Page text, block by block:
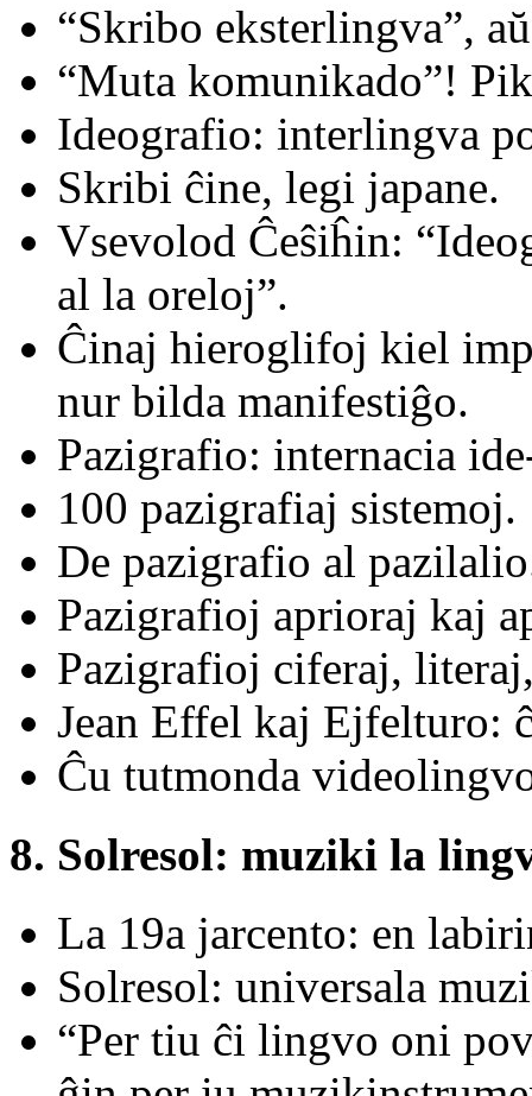
“Skribo eksterlingva”,
“Muta komunikado”!
Ideografio: interlingva
Skribi ĉine, legi japane.
Vsevolod Ĉeŝiĥin:
al la oreloj”.
Ĉinaj hieroglifoj kiel
nur bilda manifestiĝo.
Pazigrafio: internacia
100 pazigrafiaj sistemoj.
De pazigrafio al
Pazigrafioj aprioraj kaj
Pazigrafioj ciferaj,
Jean Effel kaj Ejfelturo:
Ĉu tutmonda
8. Solresol: muziki la
La 19a jarcento: en
Solresol: universala
“Per tiu ĉi lingvo oni